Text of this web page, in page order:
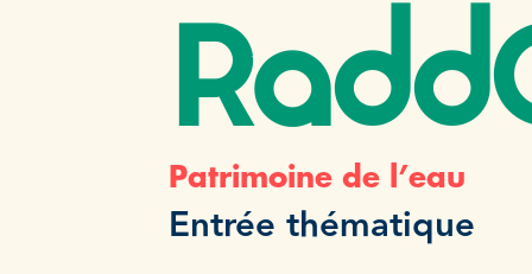
Patrimoine de l’eau
Entrée thématique